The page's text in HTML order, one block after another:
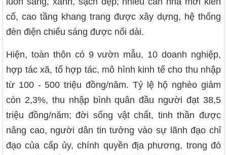
cố, cao tầng khang trang được xây dựng, hệ thống
đèn điện chiếu sáng được nối dài.
Hiện, toàn thôn có 9 vườn mẫu, 10 doanh nghiệp,
hợp tác xã, tổ hợp tác, mô hình kinh tế cho thu nhập
từ 100 - 500 triệu đồng/năm. Tỷ lệ hộ nghèo giảm
còn 2,3%, thu nhập bình quân đầu người đạt 38,5
triệu đồng/năm; đời sống vật chất, tinh thần được
nâng cao, người dân tin tưởng vào sự lãnh đạo chỉ
đạo của cấp ủy, chính quyền địa phương, trong đó